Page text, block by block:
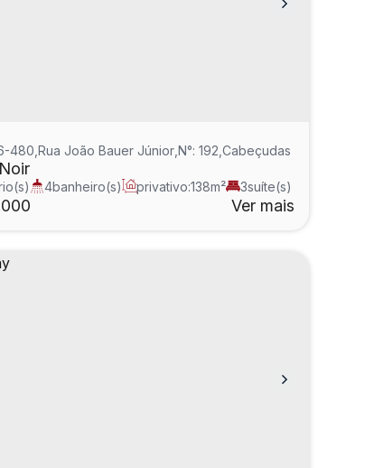
,Brasil
480 Rua João Bauer Júnior, N°: 192 Cabeçudas
4banheiro(s) privativo:138m² 3suíte(s)
Ver mais